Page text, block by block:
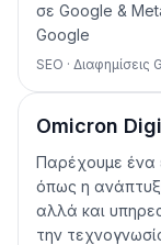
σε Google &
Google
SEO ·
Omicron
Παρέχουμε ένα
όπως η
αλλά και
την